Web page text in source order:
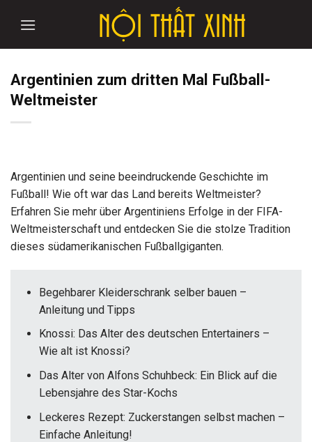
Argentinien zum dritten Mal Fußball-
Weltmeister
Argentinien und seine beeindruckende Geschichte im
Fußball! Wie oft war das Land bereits Weltmeister?
Erfahren Sie mehr über Argentiniens Erfolge in der FIFA-
Weltmeisterschaft und entdecken Sie die stolze Tradition
dieses südamerikanischen Fußballgiganten.
Begehbarer Kleiderschrank selber bauen –
Anleitung und Tipps
Knossi: Das Alter des deutschen Entertainers –
Wie alt ist Knossi?
Das Alter von Alfons Schuhbeck: Ein Blick auf die
Lebensjahre des Star-Kochs
Leckeres Rezept: Zuckerstangen selbst machen –
Einfache Anleitung!